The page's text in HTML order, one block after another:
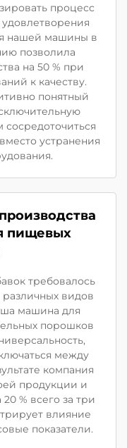
процесс
нашей машины в
позволила
на 50 % при
к качеству.
понятный
сосредоточиться
устранения
пищевых
требовалось
видов
машина для
порошков
между
компания
продукции и
% всего за три
влияние
показатели.